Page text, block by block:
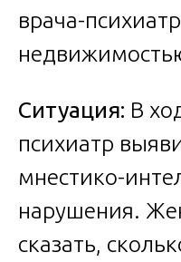
врача-
Ситуация: В
психиатр
мнестико-
нарушения.
сказать,